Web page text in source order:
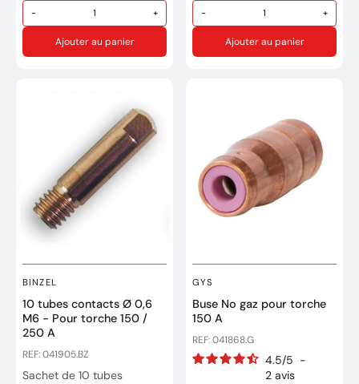
- +
Ajouter au panier
Utilisation également pour
du fil fourré en No Gaz de
1,2 mm
- +
Ajouter au panier
BINZEL
10 tubes contacts Ø 0,6
M6 - Pour torche 150 /
250 A
REF: 041905.BZ
Sachet de 10 tubes
GYS
Buse No gaz pour torche
150 A
REF: 041868.G
4.5/5 -
2 avis